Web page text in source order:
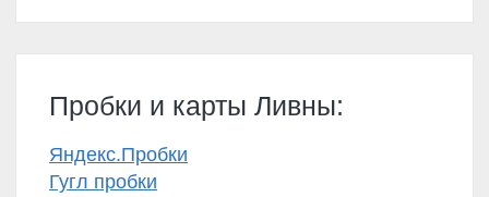
Пробки и карты Ливны:
Яндекс.Пробки
Гугл пробки